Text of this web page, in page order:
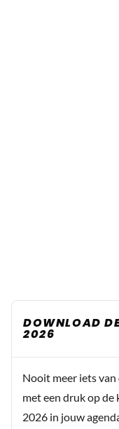
DOWNLOAD
2026
Nooit meer iets van
met een druk op de
2026 in jouw